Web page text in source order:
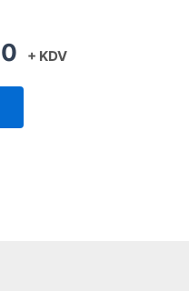
+ KDV